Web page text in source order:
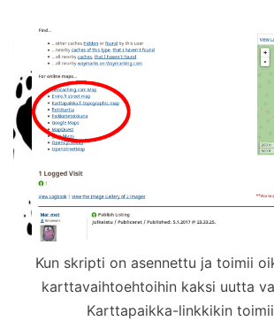
Kun skripti on asennettu ja toimii
karttavaihtoehtoihin kaksi uutta
Karttapaikka-linkkikin